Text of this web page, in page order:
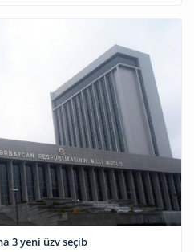
3 yeni üzv seçib